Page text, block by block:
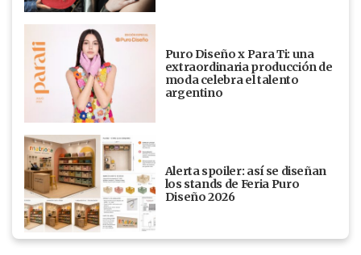
Puro Diseño x Para Ti: una
extraordinaria producción de
moda celebra el talento
argentino
Alerta spoiler: así se diseñan
los stands de Feria Puro
Diseño 2026